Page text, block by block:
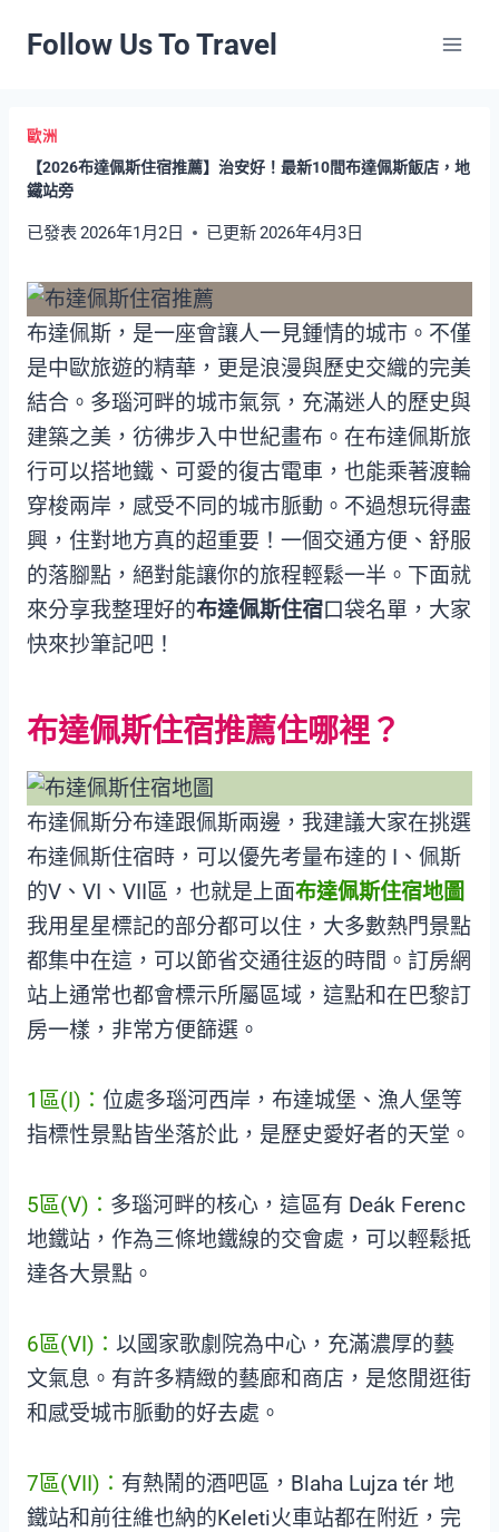
Follow Us To Travel
歐洲
【2026布達佩斯住宿推薦】治安好！最新10間布達佩斯飯店，地
鐵站旁
已發表2026年1月2日 已更新2026年4月3日
布達佩斯，是一座會讓人一見鍾情的城市。不僅
是中歐旅遊的精華，更是浪漫與歷史交織的完美
結合。多瑙河畔的城市氣氛，充滿迷人的歷史與
建築之美，彷彿步入中世紀畫布。在布達佩斯旅
行可以搭地鐵、可愛的復古電車，也能乘著渡輪
穿梭兩岸，感受不同的城市脈動。不過想玩得盡
興，住對地方真的超重要！一個交通方便、舒服
的落腳點，絕對能讓你的旅程輕鬆一半。下面就
來分享我整理好的布達佩斯住宿口袋名單，大家
快來抄筆記吧！
布達佩斯住宿推薦住哪裡？
布達佩斯分布達跟佩斯兩邊，我建議大家在挑選
布達佩斯住宿時，可以優先考量布達的 I、佩斯
的V、VI、VII區，也就是上面布達佩斯住宿地圖
我用星星標記的部分都可以住，大多數熱門景點
都集中在這，可以節省交通往返的時間。訂房網
站上通常也都會標示所屬區域，這點和在巴黎訂
房一樣，非常方便篩選。
1區(I)： 位處多瑙河西岸，布達城堡、漁人堡等
指標性景點皆坐落於此，是歷史愛好者的天堂。
5區(V)： 多瑙河畔的核心，這區有 Deák Ferenc
地鐵站，作為三條地鐵線的交會處，可以輕鬆抵
達各大景點。
6區(VI)： 以國家歌劇院為中心，充滿濃厚的藝
文氣息。有許多精緻的藝廊和商店，是悠閒逛街
和感受城市脈動的好去處。
7區(VII)： 有熱鬧的酒吧區，Blaha Lujza tér 地
鐵站和前往維也納的Keleti火車站都在附近，完